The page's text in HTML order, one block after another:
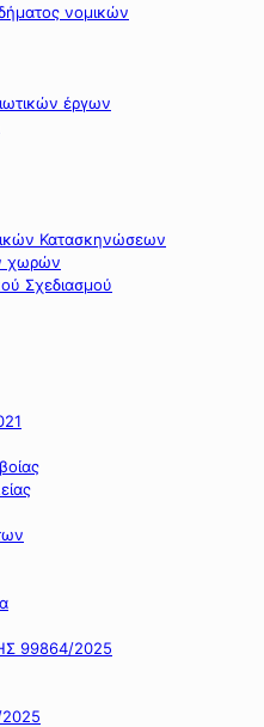
νομικών
έργων
Κατασκηνώσεων
χωρών
Σχεδιασμού
99864/2025
2025